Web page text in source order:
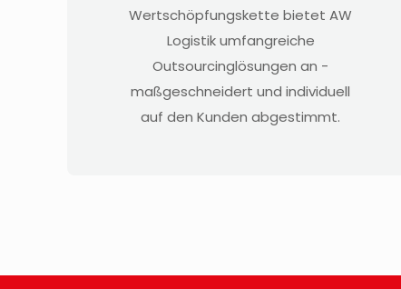
Wertschöpfungskette bietet AW
Logistik umfangreiche
Outsourcinglösungen an -
maßgeschneidert und individuell
auf den Kunden abgestimmt.